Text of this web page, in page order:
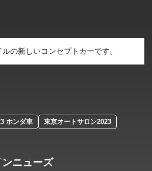
の新しいコンセプトカーです。
ホンダ車 東京オートサロン2023
ニューズ